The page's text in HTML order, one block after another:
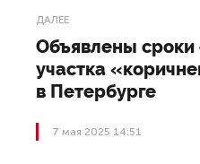
ДАЛЕЕ
Объявлены сроки
участка
в Петербурге
7 мая 2025 14:51